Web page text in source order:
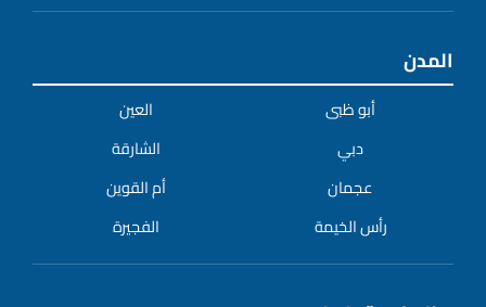
المدن
أبو ظبى
العين
دبي
الشارقة
عجمان
أم القوين
رأس الخيمة
الفجيرة